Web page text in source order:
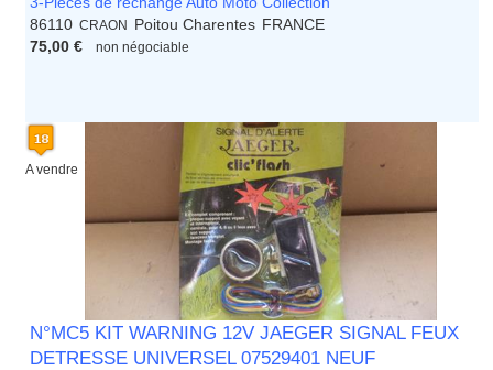
86110 CRAON Poitou Charentes FRANCE
75,00 €
non négociable
A vendre
N°MC5 KIT WARNING 12V JAEGER SIGNAL FEUX
DETRESSE UNIVERSEL 07529401 NEUF